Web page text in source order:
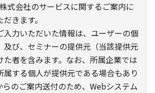
式会社のサービスに関するご案内に
きます。
入力いただいた情報は、ユーザーの個
及び、セミナーの提供元（当該提供元
た者を含みます。なお、所属企業では
属する個人が提供元である場合もあり
らのご案内送付のため、Webシステム